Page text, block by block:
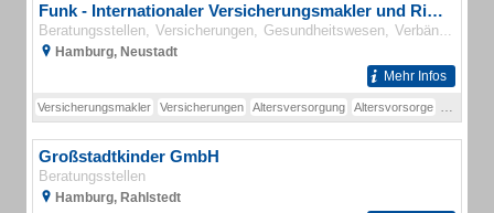
Funk - Internationaler Versicherungsmakler und Risk Consultant
Beratungsstellen Versicherungen Gesundheitswesen Verbände
Hamburg, Neustadt
Mehr Infos
Versicherungsmakler Versicherungen Altersversorgung Altersvorsorge
Großstadtkinder GmbH
Beratungsstellen
Hamburg, Rahlstedt